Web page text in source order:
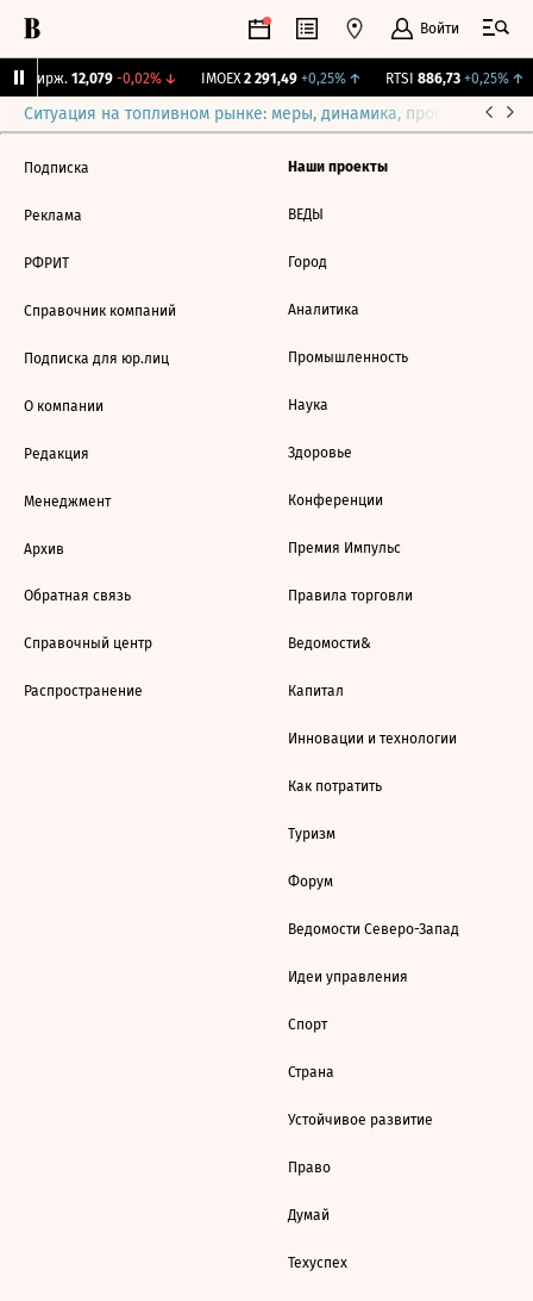
Войти
Бирж. 12,079 -0,02%↓ IMOEX 2 291,49 +0,25%↑ RTSI 886,73 +0,25%↑
Ситуация на топливном рынке: меры, динамика, прогнозы
Подписка
Реклама
РФРИТ
Справочник компаний
Подписка для юр.лиц
О компании
Редакция
Менеджмент
Архив
Обратная связь
Справочный центр
Распространение
Наши проекты
ВЕДЫ
Город
Аналитика
Промышленность
Наука
Здоровье
Конференции
Премия Импульс
Правила торговли
Ведомости&
Капитал
Инновации и технологии
Как потратить
Туризм
Форум
Ведомости Северо-Запад
Идеи управления
Спорт
Страна
Устойчивое развитие
Право
Думай
Техуспех